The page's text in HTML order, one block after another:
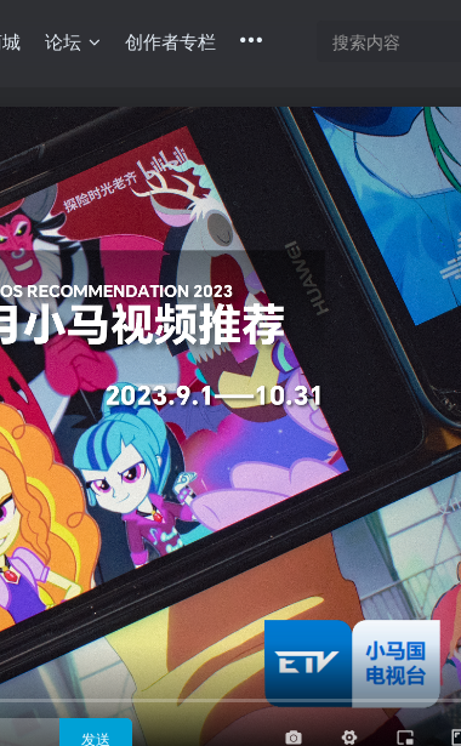
论坛 创作者专栏
度
100%
3/4 满屏
3/4
25px
极快
适中
发送